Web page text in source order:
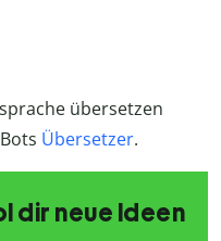
übersetzen
Übersetzer.
dir neue Ideen